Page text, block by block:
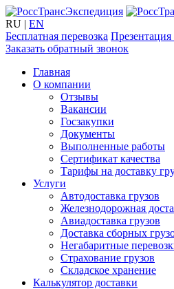
RU | EN
Бесплатная перевозка
Заказать обратный звонок
Главная
О компании
Отзывы
Вакансии
Госзакупки
Документы
Выполненные работы
Сертификат качества
Тарифы на доставку
Услуги
Автодоставка грузов
Железнодорожная
Авиадоставка грузов
Доставка сборных
Негабаритные
Страхование грузов
Складское хранение
Калькулятор доставки